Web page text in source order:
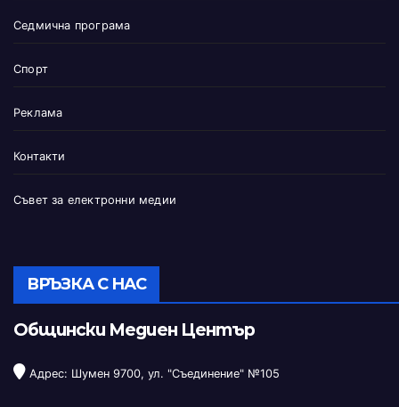
Седмична програма
Спорт
Реклама
Контакти
Съвет за електронни медии
ВРЪЗКА С НАС
Общински Медиен Център
Адрес: Шумен 9700, ул. "Съединение" №105